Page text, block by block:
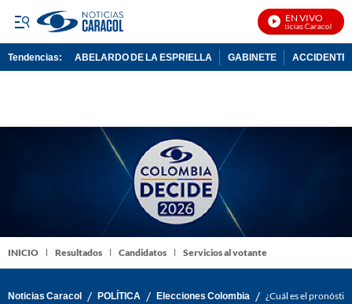
EN VIVO
Noticias Caracol En
Tendencias: ABELARDO DE LA ESPRIELLA GABINETE ACCIDENTE
INICIO Resultados Candidatos Servicios al votante
Noticias Caracol / POLÍTICA / Elecciones Colombia / ¿Cuál es el